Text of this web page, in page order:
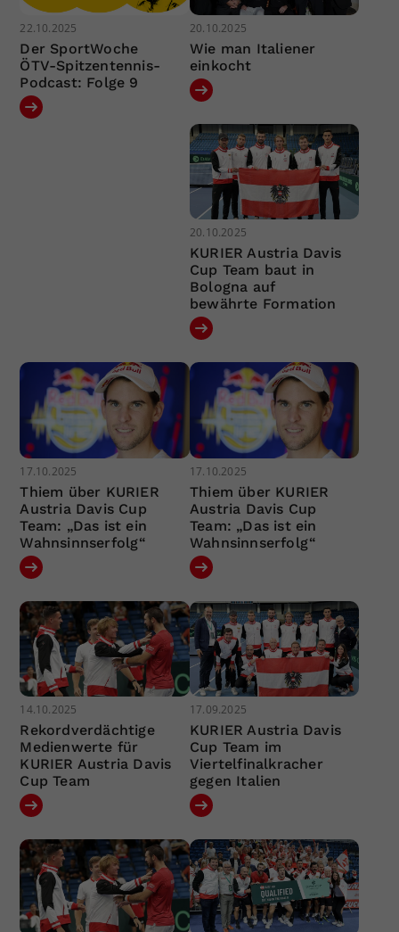
22.10.2025
Der SportWoche
ÖTV-Spitzentennis-
Podcast: Folge 9
20.10.2025
Wie man Italiener
einkocht
20.10.2025
KURIER Austria Davis
Cup Team baut in
Bologna auf
bewährte Formation
17.10.2025
Thiem über KURIER
Austria Davis Cup
Team: „Das ist ein
Wahnsinnserfolg“
17.10.2025
Thiem über KURIER
Austria Davis Cup
Team: „Das ist ein
Wahnsinnserfolg“
14.10.2025
Rekordverdächtige
Medienwerte für
KURIER Austria Davis
Cup Team
17.09.2025
KURIER Austria Davis
Cup Team im
Viertelfinalkracher
gegen Italien